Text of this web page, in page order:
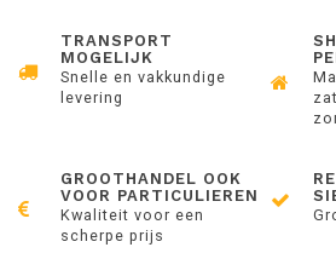
TRANSPORT
MOGELIJK
Snelle en vakkundige
levering
GROOTHANDEL OOK
VOOR PARTICULIEREN
Kwaliteit voor een
scherpe prijs